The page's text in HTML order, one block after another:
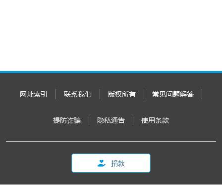
网址索引 联系我们 版权所有 常见问题解答
提防诈骗 隐私通告 使用条款
捐款